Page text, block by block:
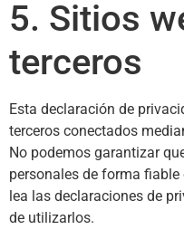
5. Sitios
terceros
Esta declaración de
terceros conectados
No podemos garantizar
personales de forma
lea las declaraciones de
de utilizarlos.